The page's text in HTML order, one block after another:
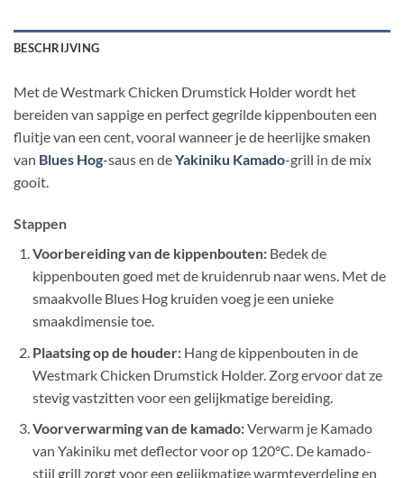
BESCHRIJVING
Met de Westmark Chicken Drumstick Holder wordt het
bereiden van sappige en perfect gegrilde kippenbouten een
fluitje van een cent, vooral wanneer je de heerlijke smaken
van Blues Hog-saus en deYakiniku Kamado-grill in de mix
gooit.
Stappen
Voorbereiding van de kippenbouten:Bedek de
kippenbouten goed met de kruidenrub naar wens. Met de
smaakvolle Blues Hog kruiden voeg je een unieke
smaakdimensie toe.
Plaatsing op de houder:Hang de kippenbouten in de
Westmark Chicken Drumstick Holder. Zorg ervoor dat ze
stevig vastzitten voor een gelijkmatige bereiding.
Voorverwarming van de kamado:Verwarm je Kamado
van Yakiniku met deflector voor op 120°C. De kamado-
stijl grill zorgt voor een gelijkmatige warmteverdeling en